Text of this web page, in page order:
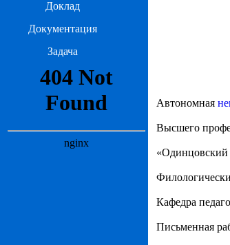
Доклад
Документация
Задача
Автономная
Высшего
«Одинцовский
Кафедра
Письменная